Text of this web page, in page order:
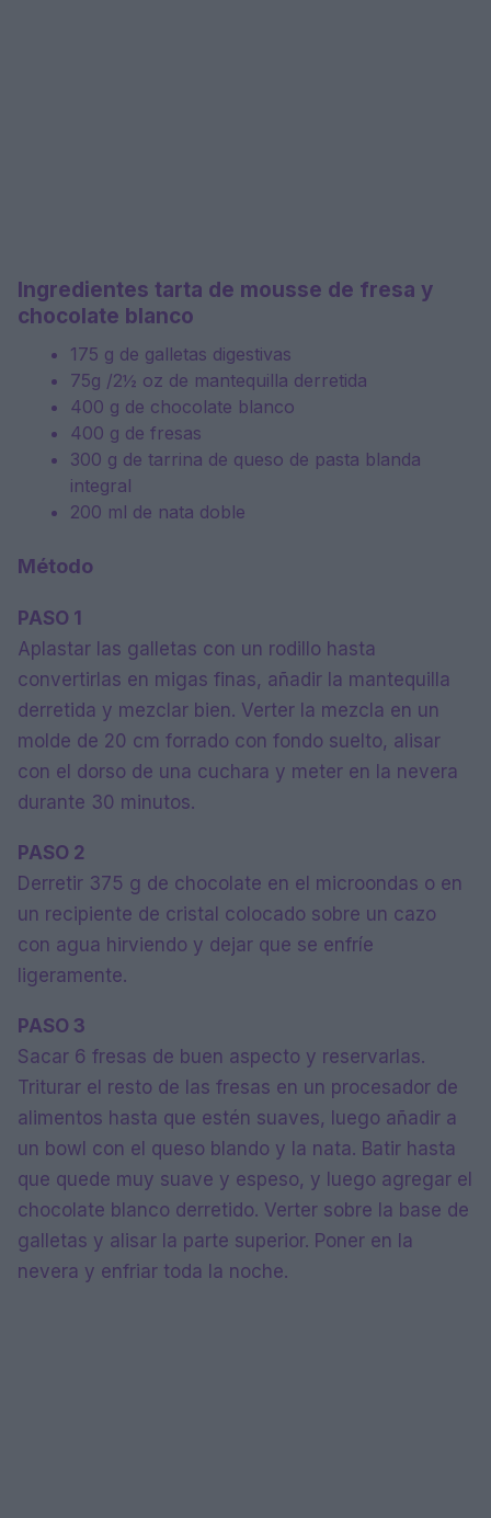
Ingredientes tarta de mousse de fresa y
chocolate blanco
175 g de galletas digestivas
75g /2½ oz de mantequilla derretida
400 g de chocolate blanco
400 g de fresas
300 g de tarrina de queso de pasta blanda
integral
200 ml de nata doble
Método
PASO 1
Aplastar las galletas con un rodillo hasta
convertirlas en migas finas, añadir la mantequilla
derretida y mezclar bien. Verter la mezcla en un
molde de 20 cm forrado con fondo suelto, alisar
con el dorso de una cuchara y meter en la nevera
durante 30 minutos.
PASO 2
Derretir 375 g de chocolate en el microondas o en
un recipiente de cristal colocado sobre un cazo
con agua hirviendo y dejar que se enfríe
ligeramente.
PASO 3
Sacar 6 fresas de buen aspecto y reservarlas.
Triturar el resto de las fresas en un procesador de
alimentos hasta que estén suaves, luego añadir a
un bowl con el queso blando y la nata. Batir hasta
que quede muy suave y espeso, y luego agregar el
chocolate blanco derretido. Verter sobre la base de
galletas y alisar la parte superior. Poner en la
nevera y enfriar toda la noche.